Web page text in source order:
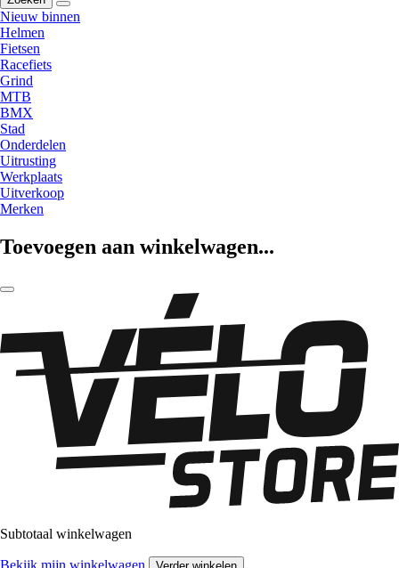
Nieuw binnen
Helmen
Fietsen
Racefiets
Grind
MTB
BMX
Stad
Onderdelen
Uitrusting
Werkplaats
Uitverkoop
Merken
Toevoegen aan winkelwagen...
Subtotaal winkelwagen